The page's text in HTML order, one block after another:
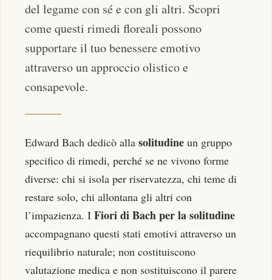
del legame con sé e con gli altri. Scopri
come questi rimedi floreali possono
supportare il tuo benessere emotivo
attraverso un approccio olistico e
consapevole.
Edward Bach dedicò alla solitudine un gruppo
specifico di rimedi, perché se ne vivono forme
diverse: chi si isola per riservatezza, chi teme di
restare solo, chi allontana gli altri con
l’impazienza. I Fiori di Bach per la solitudine
accompagnano questi stati emotivi attraverso un
riequilibrio naturale; non costituiscono
valutazione medica e non sostituiscono il parere